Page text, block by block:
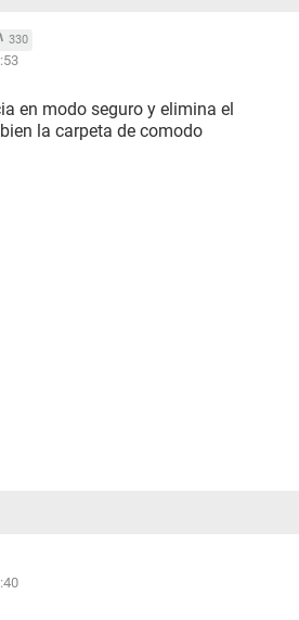
330
en modo seguro y elimina el
la carpeta de comodo